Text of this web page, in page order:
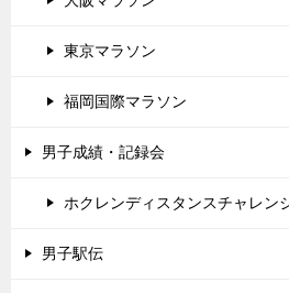
東京マラソン
福岡国際マラソン
男子成績・記録会
ホクレンディスタンスチャレン
男子駅伝